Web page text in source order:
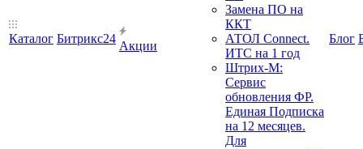
Каталог Битрикс24
Акции
Замена ПО на
ККТ
АТОЛ Connect.
ИТС на 1 год
Штрих-М:
Сервис
обновления ФР.
Единая Подписка
на 12 месяцев.
Для
Блог